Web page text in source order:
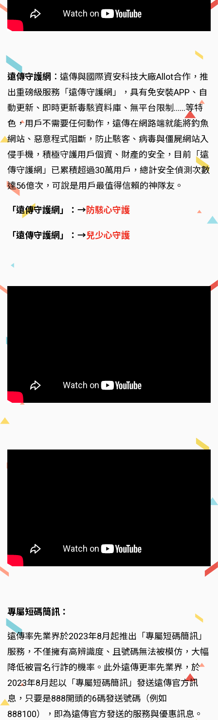
遠傳守護網 ：遠傳與國際資安科技大廠Allot合作，推
出重磅級服務「遠傳守護網」，具有免安裝APP、自
動更新、即時更新毒駭資料庫、無平台限制……等特
色，用戶不需要任何動作，遠傳在網路端就能將釣魚
網站、惡意程式阻斷，防止駭客、病毒與僵屍網站入
侵手機，積極守護用戶個資、財產的安全，目前「遠
傳守護網」已累積超過30萬用戶，總計安全偵測次數
達56億次，可說是用戶最值得信賴的神隊友。
「遠傳守護網」：→防駭心守護
「遠傳守護網」：→兒少心守護
專屬短碼簡訊：
遠傳率先業界於2023年8月起推出「專屬短碼簡訊」
服務，不僅擁有高辨識度、且號碼無法被模仿，大幅
降低被冒名行詐的機率。此外遠傳更率先業界，於
2023年8月起以「專屬短碼簡訊」發送遠傳官方訊
息，只要是888開頭的6碼發送號碼（例如
888100），即為遠傳官方發送的服務與優惠訊息。